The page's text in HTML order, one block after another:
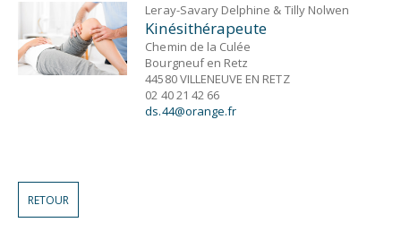
Leray-Savary Delphine & Tilly Nolwen
Kinésithérapeute
Chemin de la Culée
Bourgneuf en Retz
44580 VILLENEUVE EN RETZ
02 40 21 42 66
ds.44@orange.fr
RETOUR